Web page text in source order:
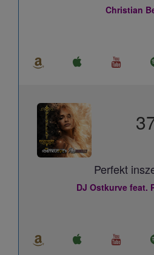
Christian
Perfekt
DJ Ostkurve feat.